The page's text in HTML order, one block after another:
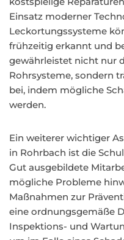
Einsatz moderner
Leckortungssysteme
frühzeitig erkannt und
gewährleistet nicht nur
Rohrsysteme, sondern
bei, indem mögliche
werden.
Ein weiterer wichtiger
in Rohrbach ist die
Gut ausgebildete
mögliche Probleme
Maßnahmen zur
eine ordnungsgemäße
Inspektions- und